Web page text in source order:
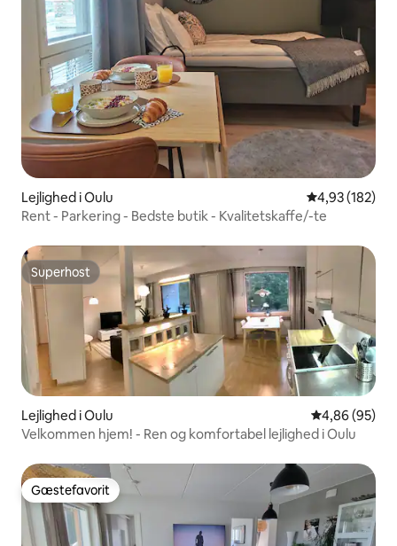
Lejlighed i Oulu 4,93 ud af 5 i
4,93 (182)
Rent - Parkering - Bedste butik - Kvalitetskaffe/-te
Superhost
Superhost
Lejlighed i Oulu 4,86 ud af 5 i
4,86 (95)
Velkommen hjem! - Ren og komfortabel lejlighed i Oulu
Gæstefavorit
Gæstefavorit